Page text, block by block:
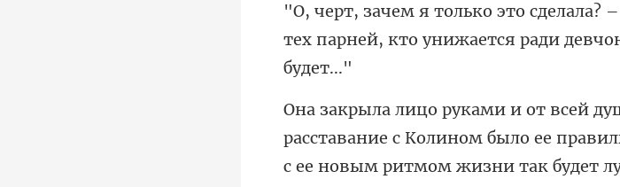
тех парней, кто унижается
расставание с Колином было ее